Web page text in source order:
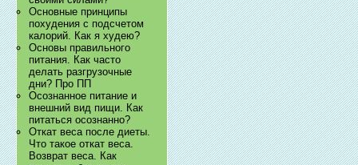
Основные принципы
похудения с подсчетом
калорий. Как я худею?
Основы правильного
питания. Как часто
делать разгрузочные
дни? Про ПП
Осознанное питание и
внешний вид пищи. Как
питаться осознанно?
Откат веса после диеты.
Что такое откат веса.
Возврат веса. Как